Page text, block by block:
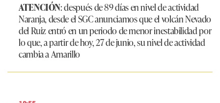
ATENCIÓN: después de 89 días en nivel de actividad
Naranja, desde el SGC anunciamos que el volcán Nevado
del Ruiz entró en un periodo de menor inestabilidad por
lo que, a partir de hoy, 27 de junio, su nivel de actividad
cambia a Amarillo